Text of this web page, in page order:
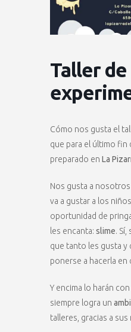
Taller de
Cómo nos gusta el
que para el último fin
preparado en La
Nos gusta a
va a gustar a los
oportunidad de
les encanta: slime. Sí,
que tanto les gusta y
ponerse a hacerla en
Y encima lo harán con
siempre logra un
talleres, gracias a